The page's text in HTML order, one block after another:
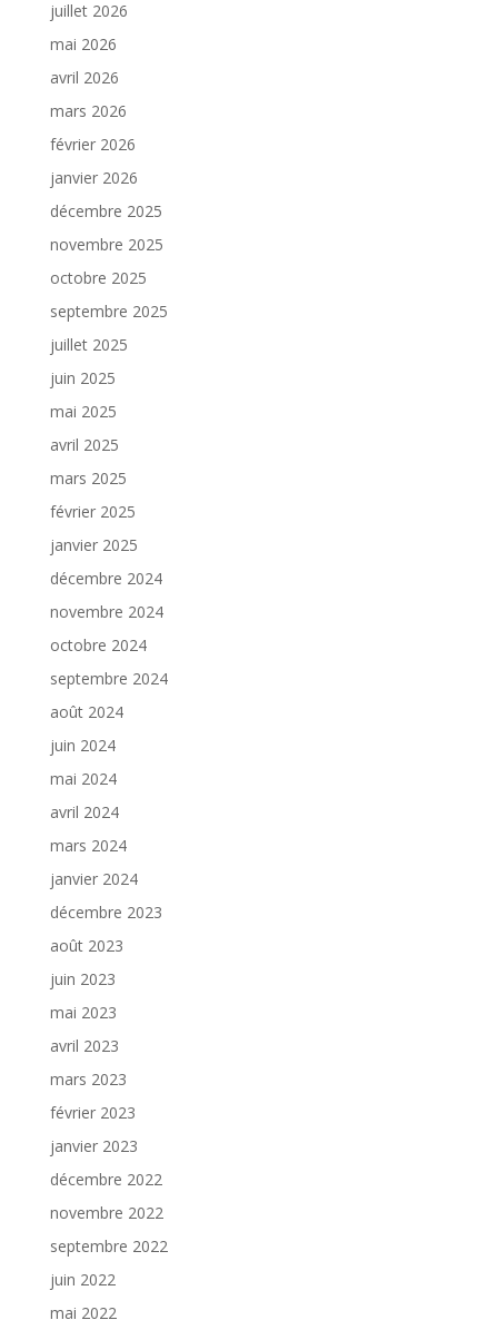
juillet 2026
mai 2026
avril 2026
mars 2026
février 2026
janvier 2026
décembre 2025
novembre 2025
octobre 2025
septembre 2025
juillet 2025
juin 2025
mai 2025
avril 2025
mars 2025
février 2025
janvier 2025
décembre 2024
novembre 2024
octobre 2024
septembre 2024
août 2024
juin 2024
mai 2024
avril 2024
mars 2024
janvier 2024
décembre 2023
août 2023
juin 2023
mai 2023
avril 2023
mars 2023
février 2023
janvier 2023
décembre 2022
novembre 2022
septembre 2022
juin 2022
mai 2022